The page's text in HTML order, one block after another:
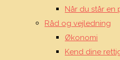
Når du står
Råd og vejledning
Økonomi
Kend dine